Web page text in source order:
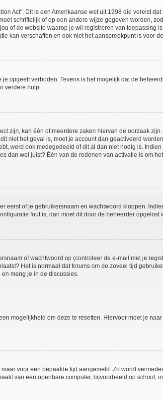
Act". Dit is een Amerikaanse wet uit 1998 die vereist
schriftelijk of op een andere wijze gegeven worden,
of de website waarop je wil registreren van toepassing
kan verschaffen en ook niet het aanspreekpunt is voor
opgeeft verboden. Tevens is het mogelijk dat de
verdere hulp.
zijn, kan één of meerdere zaken hiervan de oorzaak
niet het geval is, moet je account dan geactiveerd
werd ook medegedeeld of dit al dan niet nodig is.
dan wel juist? Één van de redenen van activatie is om
eerst of je gebruikersnaam en wachtwoord kloppen.
fout is, dan moet dit door de beheerder opgelost
of wachtwoord op (controleer de e-mail met je
Het is normaal dat forums om de zoveel tijd
meng je in de discussies.
mogelijkheid om deze te resetten. Hiervoor moet je
voor een bepaalde tijd aangemeld. Zo wordt
van een openbare computer, bijvoorbeeld op school,